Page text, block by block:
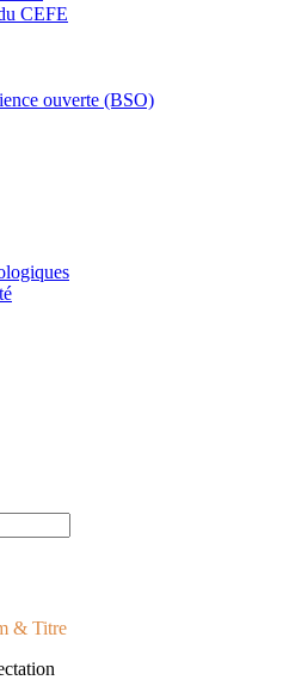
CEFE
ouverte (BSO)
& Titre